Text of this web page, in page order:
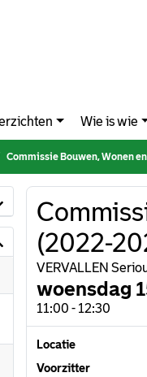
Wie is wie
Commissie Bouwen, Wonen
(2022-
VERVALLEN
woensdag
11:00 - 12:30
Locatie
Voorzitter